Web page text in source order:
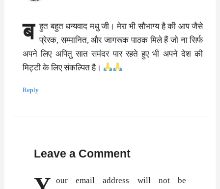
ब हुत बहुत धन्यवाद मधु जी। मेरा भी सौभाग्य है की आप जैसे
प्रेरक, सम्मानित, और जागरूक पाठक मिले हैं जो ना सिर्फ
अपने लिए अपितु सात समंदर पार रहते हुए भी अपने देश की
मिट्टी के लिए संकल्पित है।
Reply
Leave a Comment
our email address will not be